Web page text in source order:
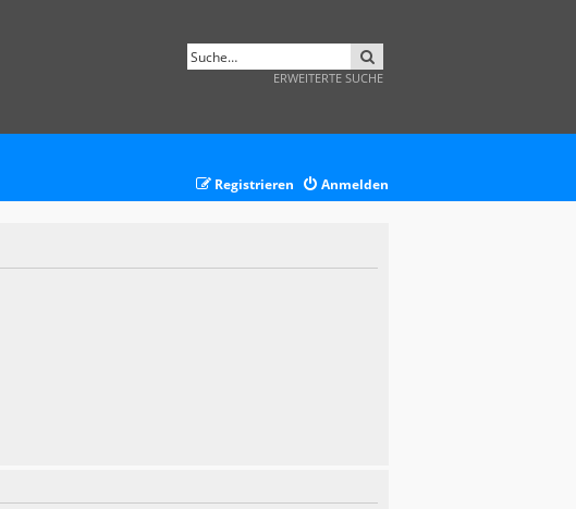
ERWEITERTE SUCHE
Anmelden
Registrieren